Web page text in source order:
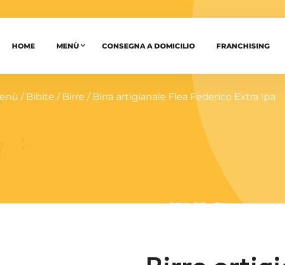
HOME MENÙ CONSEGNA A DOMICILIO FRANCHISING
/ Bibite / Birre / Birra artigianale Flea Federico Extra Ipa